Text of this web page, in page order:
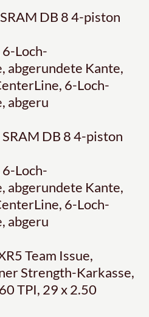
DB 8 4-piston
Loch-
abgerundete Kante,
6-Loch-
abgeru
DB 8 4-piston
Loch-
abgerundete Kante,
6-Loch-
abgeru
Team Issue,
Strength-Karkasse,
TPI, 29 x 2.50